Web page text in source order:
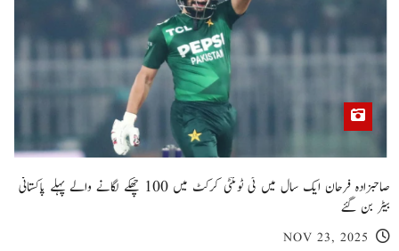
صاحبزادہ فرحان ایک سال میں ٹی ٹوئنٹی کرکٹ میں 100 چھکے لگانے والے پہلے پاکستانی
بیٹر بن گئے
NOV 23, 2025